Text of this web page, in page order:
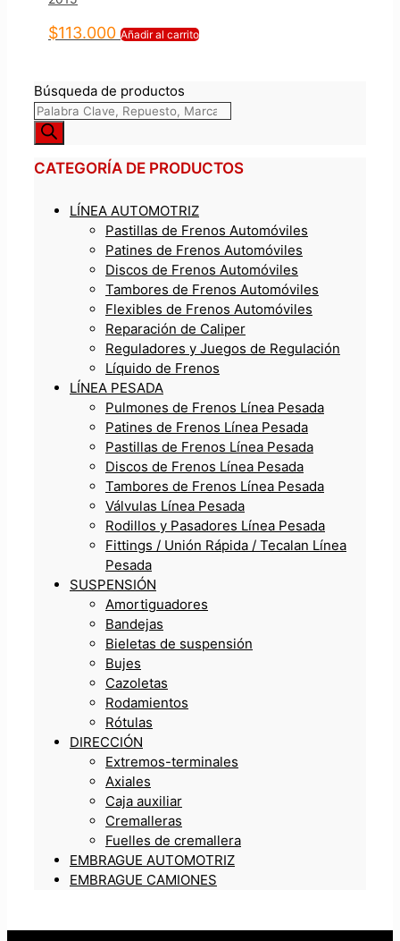
$113.000 Añadir al carrito
Búsqueda de productos
CATEGORÍA DE PRODUCTOS
LÍNEA AUTOMOTRIZ
Pastillas de Frenos Automóviles
Patines de Frenos Automóviles
Discos de Frenos Automóviles
Tambores de Frenos Automóviles
Flexibles de Frenos Automóviles
Reparación de Caliper
Reguladores y Juegos de Regulación
Líquido de Frenos
LÍNEA PESADA
Pulmones de Frenos Línea Pesada
Patines de Frenos Línea Pesada
Pastillas de Frenos Línea Pesada
Discos de Frenos Línea Pesada
Tambores de Frenos Línea Pesada
Válvulas Línea Pesada
Rodillos y Pasadores Línea Pesada
Fittings / Unión Rápida / Tecalan Línea
Pesada
SUSPENSIÓN
Amortiguadores
Bandejas
Bieletas de suspensión
Bujes
Cazoletas
Rodamientos
Rótulas
DIRECCIÓN
Extremos-terminales
Axiales
Caja auxiliar
Cremalleras
Fuelles de cremallera
EMBRAGUE AUTOMOTRIZ
EMBRAGUE CAMIONES